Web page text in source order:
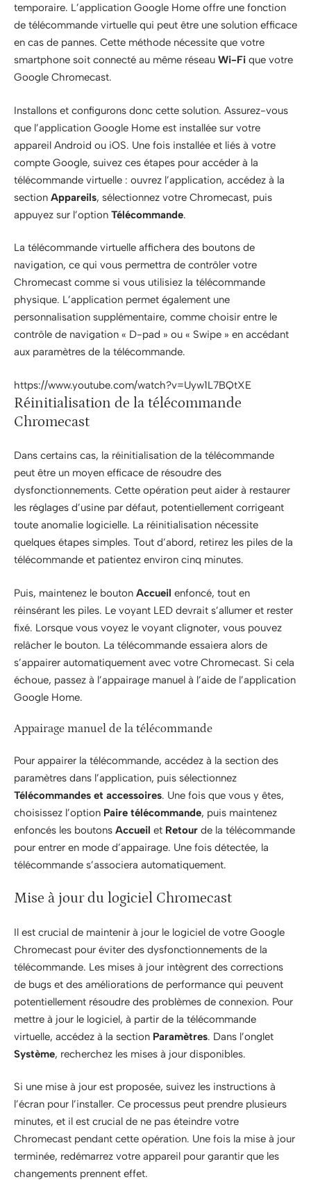
temporaire. L’application Google Home offre une fonction
de télécommande virtuelle qui peut être une solution efficace
en cas de pannes. Cette méthode nécessite que votre
smartphone soit connecté au même réseau Wi-Fi que votre
Google Chromecast.
Installons et configurons donc cette solution. Assurez-vous
que l’application Google Home est installée sur votre
appareil Android ou iOS. Une fois installée et liés à votre
compte Google, suivez ces étapes pour accéder à la
télécommande virtuelle : ouvrez l’application, accédez à la
section Appareils, sélectionnez votre Chromecast, puis
appuyez sur l’option Télécommande.
La télécommande virtuelle affichera des boutons de
navigation, ce qui vous permettra de contrôler votre
Chromecast comme si vous utilisiez la télécommande
physique. L’application permet également une
personnalisation supplémentaire, comme choisir entre le
contrôle de navigation « D-pad » ou « Swipe » en accédant
aux paramètres de la télécommande.
https://www.youtube.com/watch?v=Uyw1L7BQtXE
Réinitialisation de la télécommande
Chromecast
Dans certains cas, la réinitialisation de la télécommande
peut être un moyen efficace de résoudre des
dysfonctionnements. Cette opération peut aider à restaurer
les réglages d’usine par défaut, potentiellement corrigeant
toute anomalie logicielle. La réinitialisation nécessite
quelques étapes simples. Tout d’abord, retirez les piles de la
télécommande et patientez environ cinq minutes.
Puis, maintenez le bouton Accueil enfoncé, tout en
réinsérant les piles. Le voyant LED devrait s’allumer et rester
fixé. Lorsque vous voyez le voyant clignoter, vous pouvez
relâcher le bouton. La télécommande essaiera alors de
s’appairer automatiquement avec votre Chromecast. Si cela
échoue, passez à l’appairage manuel à l’aide de l’application
Google Home.
Appairage manuel de la télécommande
Pour appairer la télécommande, accédez à la section des
paramètres dans l’application, puis sélectionnez
Télécommandes et accessoires. Une fois que vous y êtes,
choisissez l’option Paire télécommande, puis maintenez
enfoncés les boutons Accueil et Retour de la télécommande
pour entrer en mode d’appairage. Une fois détectée, la
télécommande s’associera automatiquement.
Mise à jour du logiciel Chromecast
Il est crucial de maintenir à jour le logiciel de votre Google
Chromecast pour éviter des dysfonctionnements de la
télécommande. Les mises à jour intègrent des corrections
de bugs et des améliorations de performance qui peuvent
potentiellement résoudre des problèmes de connexion. Pour
mettre à jour le logiciel, à partir de la télécommande
virtuelle, accédez à la section Paramètres. Dans l’onglet
Système, recherchez les mises à jour disponibles.
Si une mise à jour est proposée, suivez les instructions à
l’écran pour l’installer. Ce processus peut prendre plusieurs
minutes, et il est crucial de ne pas éteindre votre
Chromecast pendant cette opération. Une fois la mise à jour
terminée, redémarrez votre appareil pour garantir que les
changements prennent effet.